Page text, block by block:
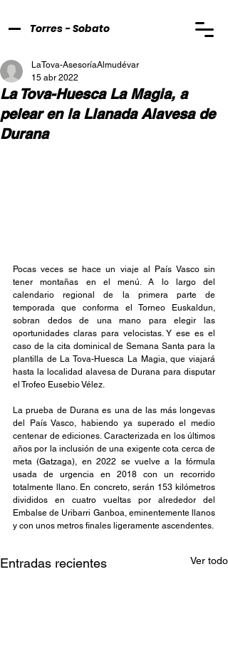
Torres - Sobato
La Tova-Huesca La Magia, a
pelear en la Llanada Alavesa de
Durana
LaTova-AsesoríaAlmudévar
15 abr 2022
Pocas veces se hace un viaje al País Vasco sin
tener montañas en el menú. A lo largo del
calendario regional de la primera parte de
temporada que conforma el Torneo Euskaldun,
sobran dedos de una mano para elegir las
oportunidades claras para velocistas. Y ese es el
caso de la cita dominical de Semana Santa para la
plantilla de La Tova-Huesca La Magia, que viajará
hasta la localidad alavesa de Durana para disputar
el Trofeo Eusebio Vélez.
La prueba de Durana es una de las más longevas
del País Vasco, habiendo ya superado el medio
centenar de ediciones. Caracterizada en los últimos
años por la inclusión de una exigente cota cerca de
meta (Gatzaga), en 2022 se vuelve a la fórmula
usada de urgencia en 2018 con un recorrido
totalmente llano. En concreto, serán 153 kilómetros
divididos en cuatro vueltas por alrededor del
Embalse de Uribarri Ganboa, eminentemente llanos
y con unos metros finales ligeramente ascendentes.
Entradas recientes Ver todo